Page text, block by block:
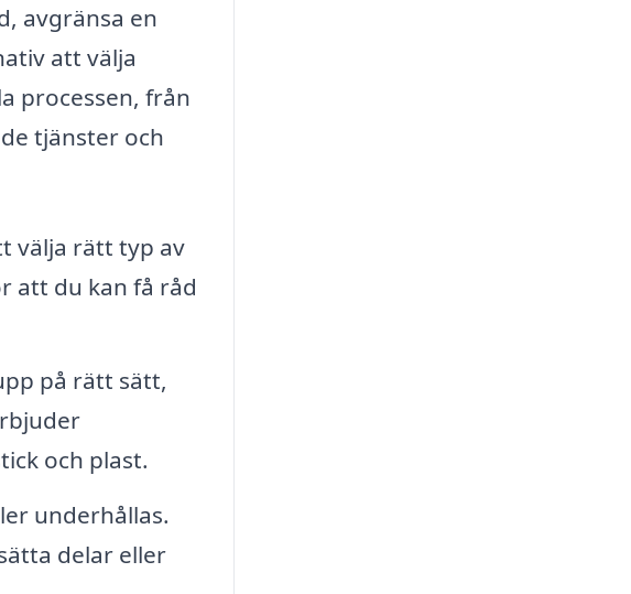
avgränsa en
att välja
processen, från
tjänster och
välja rätt typ av
att du kan få råd
på rätt sätt,
och plast.
underhållas.
delar eller